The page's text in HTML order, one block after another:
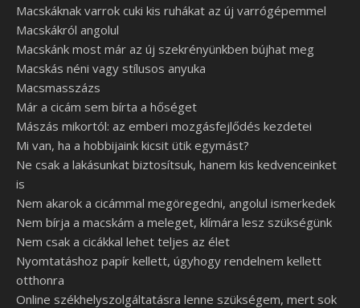
Macskáknak varrok cuki kis ruhákat az új varrógépemmel
Macskákról angolul
Macskánk most már az új szekrényünkben bújhat meg
Macskás néni vagy stílusos anyuka
Macsmasszázs
Már a cicám sem bírta a hőséget
Mászás mikortól: az emberi mozgásfejlődés kezdetei
Mi van, ha a hobbijaink kicsit ütik egymást?
Ne csak a lakásunkat biztosítsuk, hanem kis kedvenceinket
is
Nem akarok a cicámmal megöregedni, angolul ismerkedek
Nem bírja a macskám a meleget, klímára lesz szükségünk
Nem csak a cicákkal lehet teljes az élet
Nyomtatáshoz papír kellett, úgyhogy rendelnem kellett
otthonra
Online székhelyszolgáltatásra lenne szükségem, mert sok